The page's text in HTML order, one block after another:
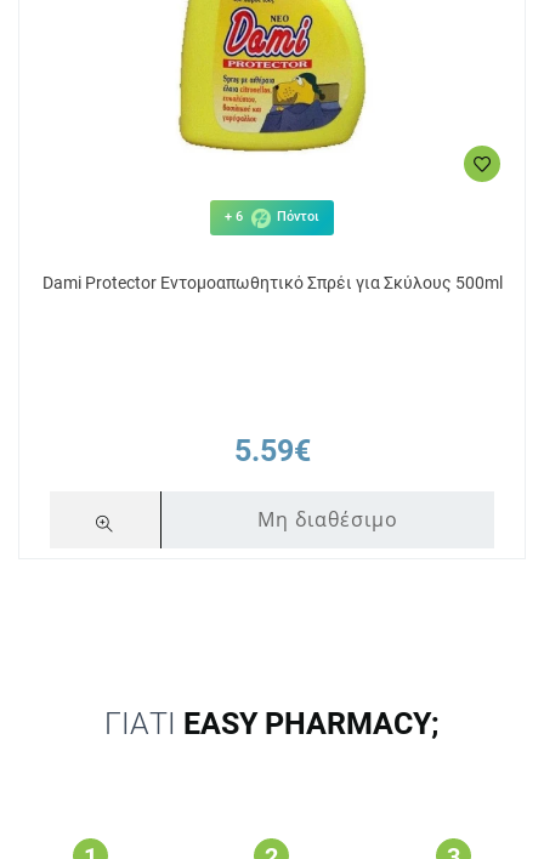
+ 6 Πόντοι
Dami Protector Εντομοαπωθητικό Σπρέι για Σκύλους 500ml
5.59€
Μη διαθέσιμο
ΓΙΑΤΙ EASY PHARMACY;